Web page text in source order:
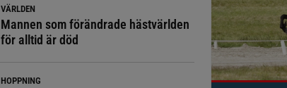
VÄRLDEN
Mannen som förändrade hästvärlden
för alltid är död
HOPPNING